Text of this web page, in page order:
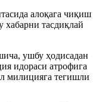
алоқага чиқиш
тасдиқлай
ушбу ҳодисадан
идораси атрофига
милицияга тегишли